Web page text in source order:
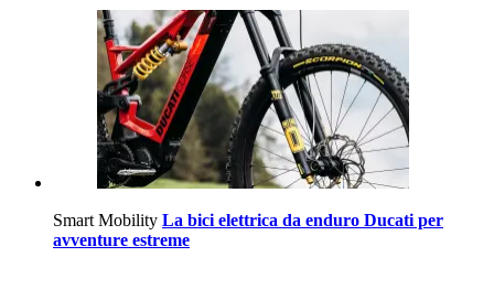
Smart Mobility La bici elettrica da enduro Ducati per
avventure estreme